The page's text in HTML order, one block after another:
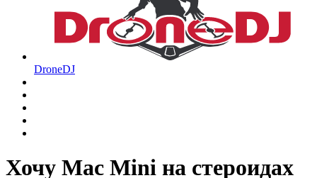
DroneDJ
Хочу Mac Mini на стероидах